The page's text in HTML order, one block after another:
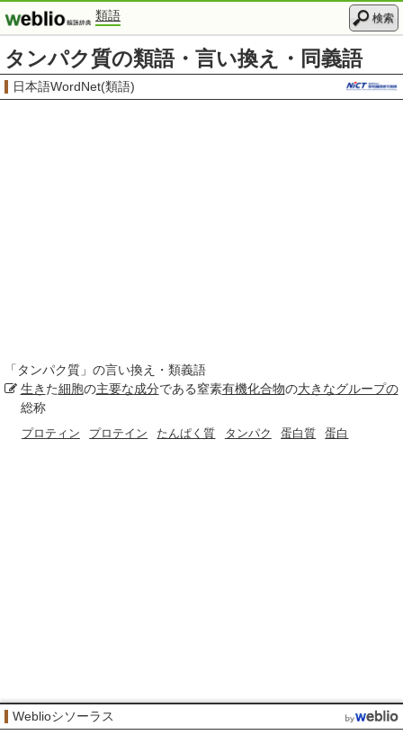
類語 検索
タンパク質の類語・言い換え・同義語
日本語WordNet(類語)
「 タンパク質 」の言い換え・類義語
生き た細胞の主要な成分である窒素有機化合物の大きなグループの
総称
プロティン プロテイン たんぱく質 タンパク 蛋白質 蛋白
Weblioシソーラス